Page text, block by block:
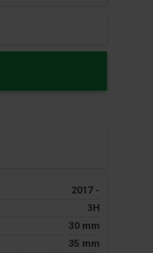
2017 -
3H
30 mm
35 mm